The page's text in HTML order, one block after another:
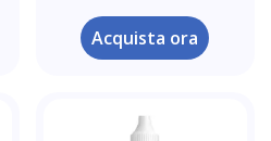
Acquista ora